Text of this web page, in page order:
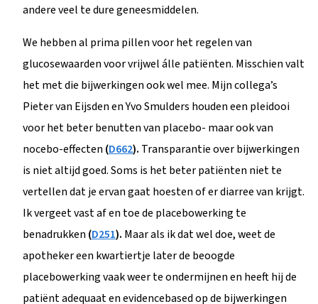
andere veel te dure geneesmiddelen.
We hebben al prima pillen voor het regelen van
glucosewaarden voor vrijwel álle patiënten. Misschien valt
het met die bijwerkingen ook wel mee. Mijn collega’s
Pieter van Eijsden en Yvo Smulders houden een pleidooi
voor het beter benutten van placebo- maar ook van
nocebo-effecten(D662). Transparantie over bijwerkingen
is niet altijd goed. Soms is het beter patiënten niet te
vertellen dat je ervan gaat hoesten of er diarree van krijgt.
Ik vergeet vast af en toe de placebowerking te
benadrukken(D251). Maar als ik dat wel doe, weet de
apotheker een kwartiertje later de beoogde
placebowerking vaak weer te ondermijnen en heeft hij de
patiënt adequaat en evidencebased op de bijwerkingen